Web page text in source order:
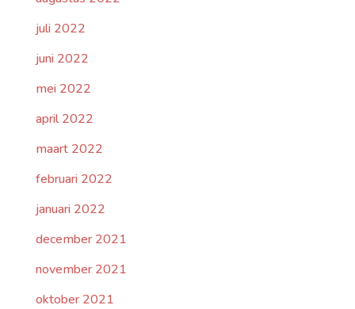
juli 2022
juni 2022
mei 2022
april 2022
maart 2022
februari 2022
januari 2022
december 2021
november 2021
oktober 2021